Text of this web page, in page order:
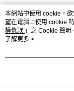
熱門標籤
本網站中使用 cookie，
望在電腦上使用 cookie
權條款 」之 Cookie 聲
用條款之 Cookie 聲明使
了解更多 >